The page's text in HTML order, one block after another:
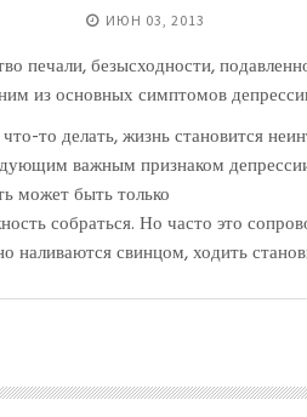
ИЮН 03, 2013
печали, безысходности,
из основных симптомов
то делать, жизнь становится
важным признаком
может быть только
собраться. Но часто это
наливаются свинцом, ходить